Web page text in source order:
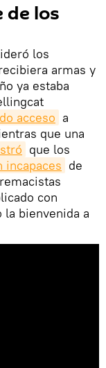
de los
los
armas y
ya estaba
acceso a
que una
que los
incapaces de
con
la bienvenida a